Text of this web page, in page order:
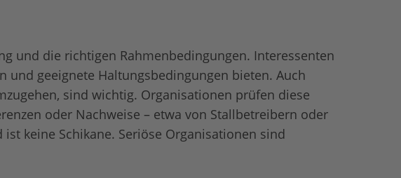
und die richtigen Rahmenbedingungen. Interessenten
geeignete Haltungsbedingungen bieten. Auch
sind wichtig. Organisationen prüfen diese
oder Nachweise – etwa von Stallbetreibern oder
keine Schikane. Seriöse Organisationen sind